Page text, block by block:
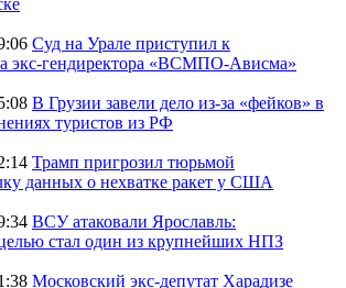
Суд на Урале приступил к
экс-гендиректора «ВСМПО-Ависма»
В Грузии завели дело из-за «фейков» в
туристов из РФ
Трамп пригрозил тюрьмой
данных о нехватке ракет у США
ВСУ атаковали Ярославль:
стал один из крупнейших НПЗ
Московский экс-депутат Харадизе